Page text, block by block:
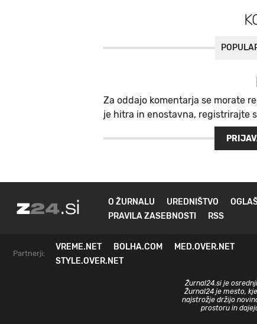
Za oddajo komentarja se morate
je hitra in enostavna, registrirajte
O ŽURNALU UREDNIŠTVO
PRAVILA ZASEBNOSTI
RSS
Partnerji:
VREME.NET BOLHA.COM
MED.OVER.NET
STYLE.OVER.NET
Žurnal24.si je
Žurnal24 je mesto,
najstrožje držijo
prostoru in